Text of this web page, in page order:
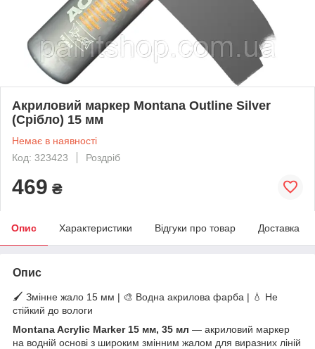
Акриловий маркер Montana Outline Silver
(Срібло) 15 мм
Немає в наявності
Код: 323423
Роздріб
469 ₴
Опис Характеристики Відгуки про товар Доставка
Опис
🖌️ Змінне жало 15 мм | 🎨 Водна акрилова фарба | 💧 Не
стійкий до вологи
Montana Acrylic Marker 15 мм, 35 мл — акриловий маркер
на водній основі з широким змінним жалом для виразних ліній